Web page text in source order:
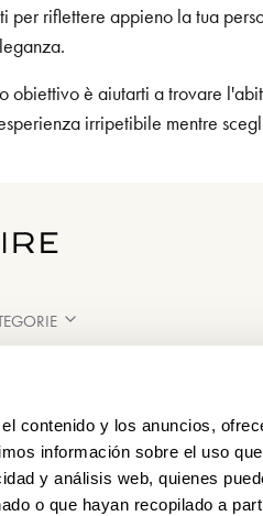
contenido y los anuncios,
información sobre el uso
y análisis web, quienes
o que hayan recopilado a
per riflettere appieno la tua
è aiutarti a trovare
irripetibile mentre
VENDITA